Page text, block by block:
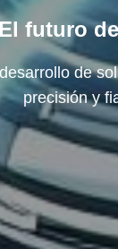
futuro
de
precisión y